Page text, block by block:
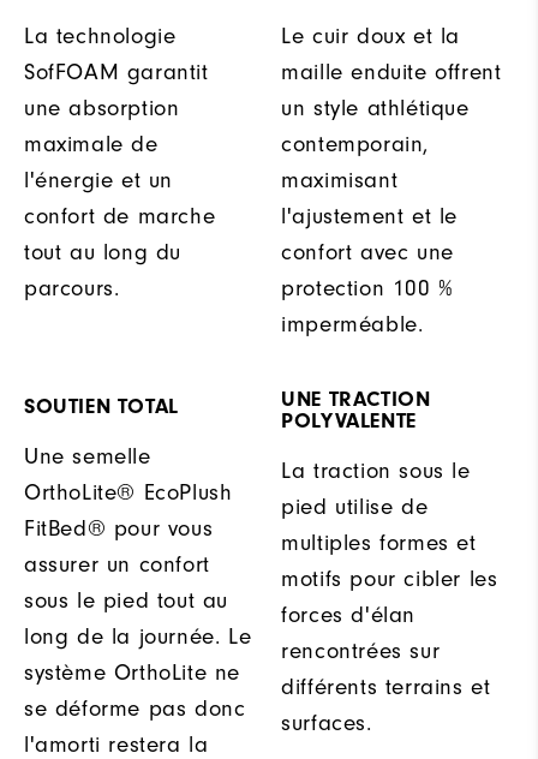
La technologie
SofFOAM garantit
une absorption
maximale de
l'énergie et un
confort de marche
tout au long du
parcours.
Le cuir doux et la
maille enduite offrent
un style athlétique
contemporain,
maximisant
l'ajustement et le
confort avec une
protection 100 %
imperméable.
SOUTIEN TOTAL
Une semelle
OrthoLite® EcoPlush
FitBed® pour vous
assurer un confort
sous le pied tout au
long de la journée. Le
système OrthoLite ne
se déforme pas donc
l'amorti restera la
UNE TRACTION
POLYVALENTE
La traction sous le
pied utilise de
multiples formes et
motifs pour cibler les
forces d'élan
rencontrées sur
différents terrains et
surfaces.